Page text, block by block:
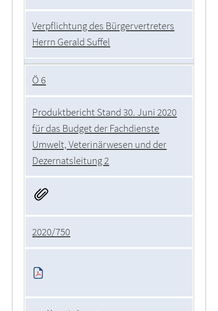
Verpflichtung des Bürgervertreters
Herrn Gerald Suffel
Ö 6
Produktbericht Stand 30. Juni 2020
für das Budget der Fachdienste
Umwelt, Veterinärwesen und der
Dezernatsleitung 2
2020/750